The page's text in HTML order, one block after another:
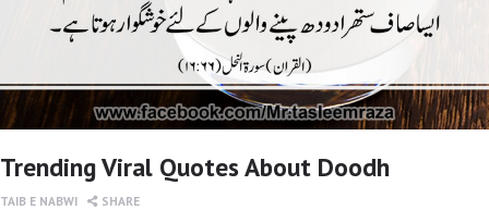
Trending Viral Quotes About Doodh
TAIB E NABWI SHARE